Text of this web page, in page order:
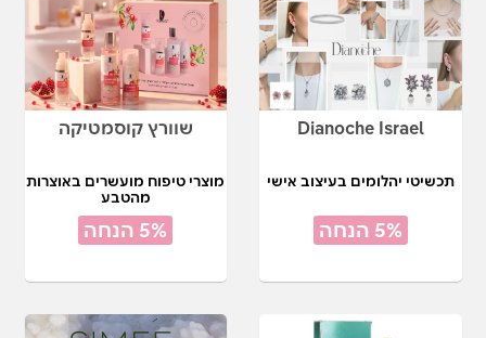
Dianoche Israel
תכשיטי יהלומים בעיצוב אישי
5% הנחה
שוורץ קוסמטיקה
מוצרי טיפוח מועשרים באוצרות
מהטבע
5% הנחה